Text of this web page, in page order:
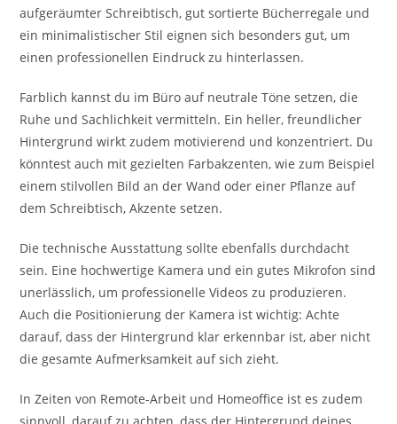
aufgeräumter Schreibtisch, gut sortierte Bücherregale und
ein minimalistischer Stil eignen sich besonders gut, um
einen professionellen Eindruck zu hinterlassen.
Farblich kannst du im Büro auf neutrale Töne setzen, die
Ruhe und Sachlichkeit vermitteln. Ein heller, freundlicher
Hintergrund wirkt zudem motivierend und konzentriert. Du
könntest auch mit gezielten Farbakzenten, wie zum Beispiel
einem stilvollen Bild an der Wand oder einer Pflanze auf
dem Schreibtisch, Akzente setzen.
Die technische Ausstattung sollte ebenfalls durchdacht
sein. Eine hochwertige Kamera und ein gutes Mikrofon sind
unerlässlich, um professionelle Videos zu produzieren.
Auch die Positionierung der Kamera ist wichtig: Achte
darauf, dass der Hintergrund klar erkennbar ist, aber nicht
die gesamte Aufmerksamkeit auf sich zieht.
In Zeiten von Remote-Arbeit und Homeoffice ist es zudem
sinnvoll, darauf zu achten, dass der Hintergrund deines